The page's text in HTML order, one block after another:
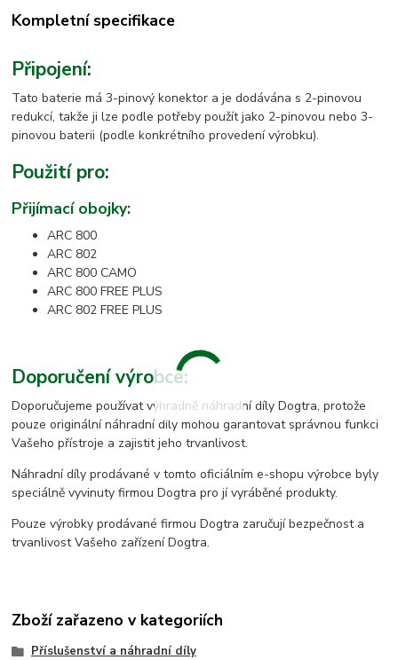
Kompletní specifikace
Připojení:
Tato baterie má 3-pinový konektor a je dodávána s 2-pinovou
redukcí, takže ji lze podle potřeby použít jako 2-pinovou nebo 3-
pinovou baterii (podle konkrétního provedení výrobku).
Použití pro:
Přijímací obojky:
ARC 800
ARC 802
ARC 800 CAMO
ARC 800 FREE PLUS
ARC 802 FREE PLUS
Doporučení výrobce:
Doporučujeme používat výhradně náhradní díly Dogtra, protože
pouze originální náhradní díly mohou garantovat správnou funkci
Vašeho přístroje a zajistit jeho trvanlivost.
Náhradní díly prodávané v tomto oficiálním e-shopu výrobce byly
speciálně vyvinuty firmou Dogtra pro jí vyráběné produkty.
Pouze výrobky prodávané firmou Dogtra zaručují bezpečnost a
trvanlivost Vašeho zařízení Dogtra.
Zboží zařazeno v kategoriích
Příslušenství a náhradní díly